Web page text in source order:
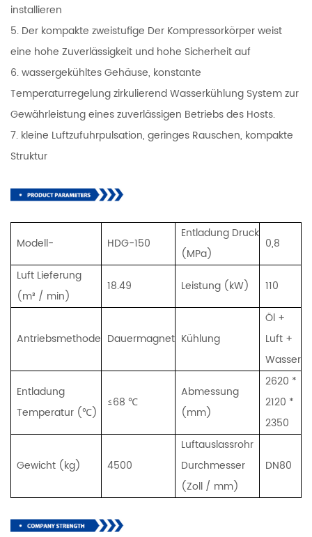
installieren
5. Der kompakte zweistufige Der Kompressorkörper weist
eine hohe Zuverlässigkeit und hohe Sicherheit auf
6. wassergekühltes Gehäuse, konstante
Temperaturregelung zirkulierend Wasserkühlung System zur
Gewährleistung eines zuverlässigen Betriebs des Hosts.
7. kleine Luftzufuhrpulsation, geringes Rauschen, kompakte
Struktur
Modell- HDG-150
Entladung Druck
(MPa)
0,8
Luft Lieferung
(m³ / min)
18.49 Leistung (kW) 110
Antriebsmethode Dauermagnet Kühlung
Öl +
Luft +
Wasser
Entladung
Temperatur (℃)
≤68 ℃
Abmessung
(mm)
2620 *
2120 *
2350
Gewicht (kg) 4500
Luftauslassrohr
Durchmesser
(Zoll / mm)
DN80